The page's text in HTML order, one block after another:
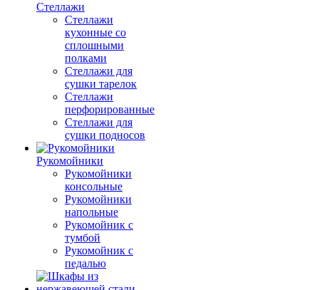
Стеллажи
Стеллажи
кухонные со
сплошными
полками
Стеллажи для
сушки тарелок
Стеллажи
перфорированные
Стеллажи для
сушки подносов
Рукомойники
Рукомойники
консольные
Рукомойники
напольные
Рукомойник с
тумбой
Рукомойник с
педалью